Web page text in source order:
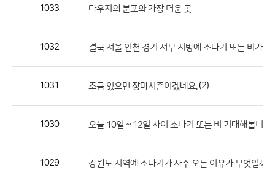
호,
1033 다우지의 분포와 가장 더운 곳
1032 결국 서울 인천 경기 서부 지방에 소나기 또는 비가
1031 조금 있으면 장마시즌이겠네요. (2)
1030 오늘 10일 ~ 12일 사이 소나기 또는 비 기대해봅니다...
1029 강원도 지역에 소나기가 자주 오는 이유가 무엇일까